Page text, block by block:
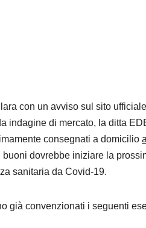
con un avviso sul sito
indagine di mercato, la ditta
consegnati a domicilio
buoni dovrebbe iniziare la
sanitaria da Covid-19.
già convenzionati i seguenti